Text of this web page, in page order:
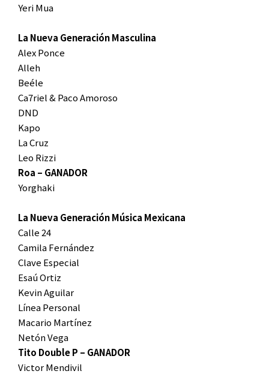
Yeri Mua
La Nueva Generación Masculina
Alex Ponce
Alleh
Beéle
Ca7riel & Paco Amoroso
DND
Kapo
La Cruz
Leo Rizzi
Roa – GANADOR
Yorghaki
La Nueva Generación Música Mexicana
Calle 24
Camila Fernández
Clave Especial
Esaú Ortiz
Kevin Aguilar
Línea Personal
Macario Martínez
Netón Vega
Tito Double P – GANADOR
Victor Mendivil